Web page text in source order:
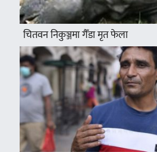
चितवन निकुञ्जमा गैँडा मृत फेला